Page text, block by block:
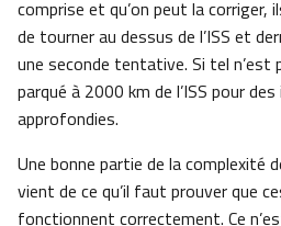
comprise et qu’on peut la corriger,
de tourner au dessus de l’ISS et
une seconde tentative. Si tel n’est
parqué à 2000 km de l’ISS pour
approfondies.
Une bonne partie de la complexité
vient de ce qu’il faut prouver que
fonctionnent correctement. Ce